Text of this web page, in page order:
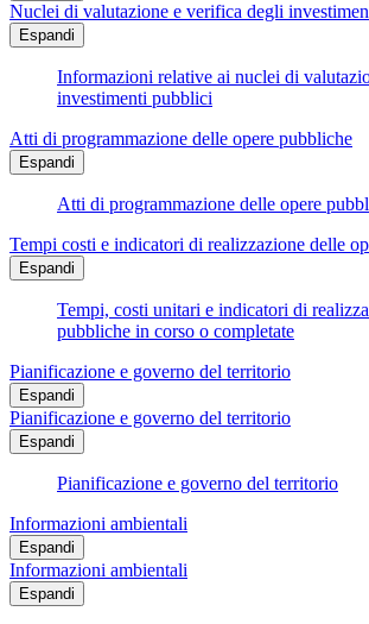
Nuclei di valutazione e verifica degli
Espandi
Informazioni relative ai nuclei di
investimenti pubblici
Atti di programmazione delle opere pubbliche
Espandi
Atti di programmazione delle opere
Tempi costi e indicatori di realizzazione delle
Espandi
Tempi, costi unitari e indicatori di
pubbliche in corso o completate
Pianificazione e governo del territorio
Espandi
Pianificazione e governo del territorio
Espandi
Pianificazione e governo del territorio
Informazioni ambientali
Espandi
Informazioni ambientali
Espandi